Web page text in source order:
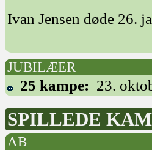
Ivan Jensen døde 26.
JUBILÆER
25 kampe: 23.
SPILLEDE
AB